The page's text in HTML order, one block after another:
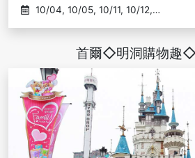
10/16
首爾◇明洞購物趣